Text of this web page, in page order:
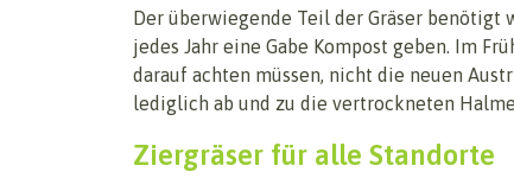
Der überwiegende Teil der Gräser benötigt
jedes Jahr eine Gabe Kompost geben. Im
darauf achten müssen, nicht die neuen
lediglich ab und zu die vertrockneten
Ziergräser für alle Standorte